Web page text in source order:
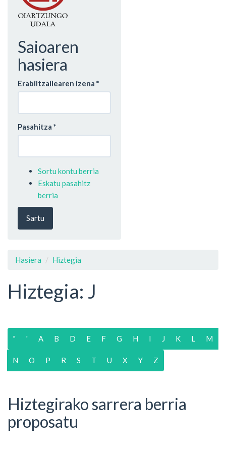
Saioaren
hasiera
Erabiltzailearen izena *
Pasahitza *
Sortu kontu berria
Eskatu pasahitz
berria
Sartu
Hasiera Hiztegia
Hiztegia: J
" ' A B D E F G H I J K L M
N O P R S T U X Y Z
Hiztegirako sarrera berria
proposatu